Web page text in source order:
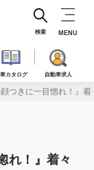
カタログ 自動車求人
検索 MENU
顔つきに一目惚れ！』
れ！』着々